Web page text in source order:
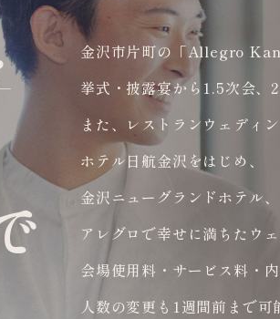
金沢市片町の「Allegro
挙式・披露宴から1.5次会、
また、レストランウェディ
ホテル日航金沢をはじめ、
金沢ニューグランドホテル
アレグロで幸せに満ちたウ
会場使用料・サービス料・
人数の変更も1週間前まで